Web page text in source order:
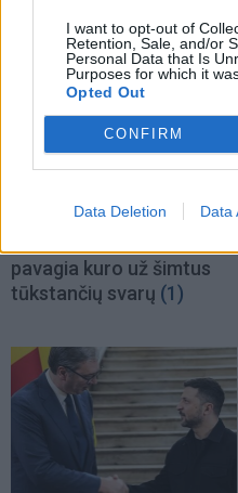
I want to opt-out of
Retention, Sale, and/or
Personal Data that Is
Purposes for which it
Opted Out
CONFIRM
Data Deletion Data
TAIP PAT
Pasaulis
pavagia kuro už šimtus
tūkstančių svarų (1)